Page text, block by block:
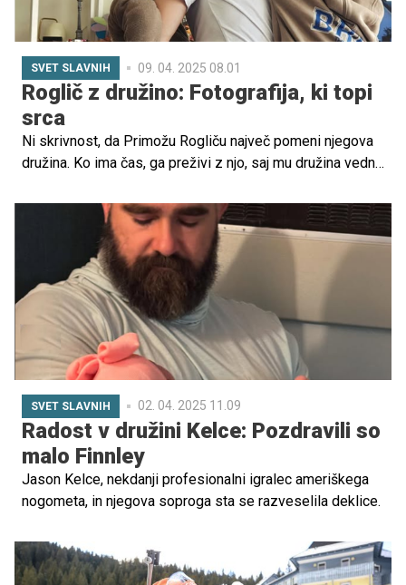
SVET SLAVNIH 09. 04. 2025 08.01
Roglič z družino: Fotografija, ki topi
srca
Ni skrivnost, da Primožu Rogliču največ pomeni njegova
družina. Ko ima čas, ga preživi z njo, saj mu družina vedno
SVET SLAVNIH 02. 04. 2025 11.09
Radost v družini Kelce: Pozdravili so
malo Finnley
Jason Kelce, nekdanji profesionalni igralec ameriškega
nogometa, in njegova soproga sta se razveselila deklice.